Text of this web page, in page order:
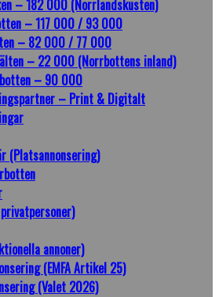
– 182 000 (Norrlandskusten)
– 117 000 / 93 000
– 82 000 / 77 000
– 22 000 (Norrbottens inland)
– 90 000
– Print & Digitalt
(Platsannonsering)
annoner)
(EMFA Artikel 25)
(Valet 2026)